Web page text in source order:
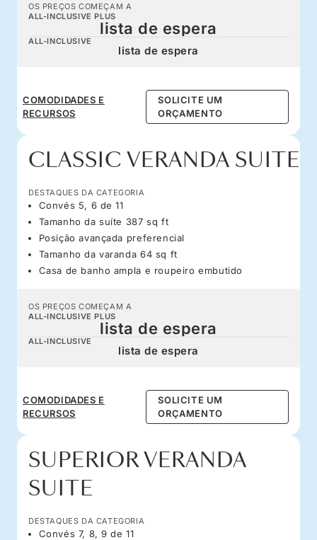
OS PREÇOS COMEÇAM A
ALL-INCLUSIVE PLUS
lista de espera
ALL-INCLUSIVE
lista de espera
COMODIDADES E
RECURSOS
SOLICITE UM
ORÇAMENTO
CLASSIC VERANDA SUITE
DESTAQUES DA CATEGORIA
Convés 5, 6 de 11
Tamanho da suíte 387 sq ft
Posição avançada preferencial
Tamanho da varanda 64 sq ft
Casa de banho ampla e roupeiro embutido
OS PREÇOS COMEÇAM A
ALL-INCLUSIVE PLUS
lista de espera
ALL-INCLUSIVE
lista de espera
COMODIDADES E
RECURSOS
SOLICITE UM
ORÇAMENTO
SUPERIOR VERANDA
SUITE
DESTAQUES DA CATEGORIA
Convés 7, 8, 9 de 11